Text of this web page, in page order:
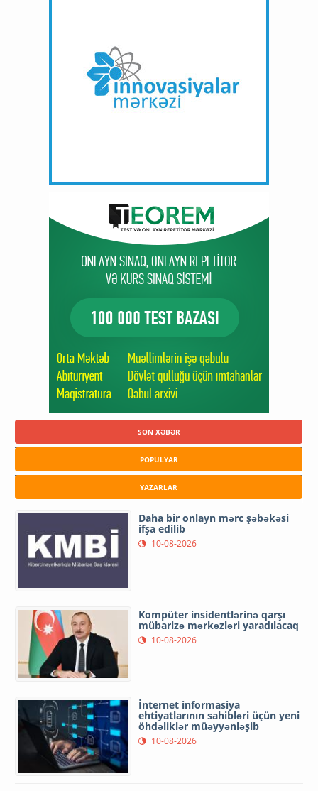
SON XƏBƏR
POPULYAR
YAZARLAR
Daha bir onlayn mərc şəbəkəsi
ifşa edilib
10-08-2026
Kompüter insidentlərinə qarşı
mübarizə mərkəzləri yaradılacaq
10-08-2026
İnternet informasiya
ehtiyatlarının sahibləri üçün yeni
öhdəliklər müəyyənləşib
10-08-2026